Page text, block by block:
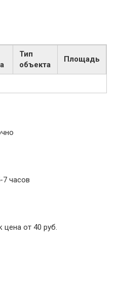
Тип
объекта
Площадь
часов
цена от 40 руб.